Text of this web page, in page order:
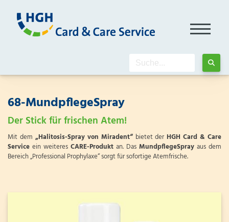
68-MundpflegeSpray
Der Stick für frischen Atem!
Mit dem „Halitosis-Spray von Miradent“bietet derHGH Card & Care
Service ein weiteres CARE-Produkt an. Das MundpflegeSpray aus dem
Bereich „Professional Prophylaxe“ sorgt für sofortige Atemfrische.